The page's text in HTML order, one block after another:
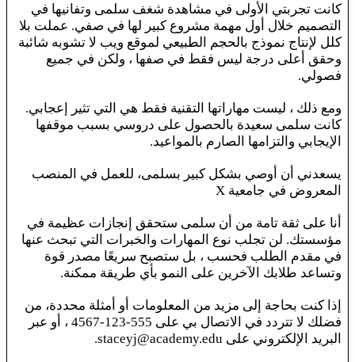
كانت تجربتي الأولى في مشاهدة شغف سلمى وتفانيها في
التصميم خلال أول مهمة مشروع كبير لها في صفي. عملت بلا
كلل لإنتاج نموذج بالحجم الطبيعي لموقع ويب لا تشوبه شائبة
وحقق أعلى درجة ليس فقط في صفها ، ولكن في جميع
فصولي.
ومع ذلك ، ليست مهاراتها التقنية فقط هي التي تثير إعجابي.
كانت سلمى سعيدة بالحصول على دروسي بسبب موقفها
الإيجابي والتزامها الصارم بالمواعيد.
يسعدني أن أوصي بشكل كبير بسلمى، للعمل في المنصب
المعروض في جامعية X
أنا على ثقة تامة من أن سلمى ستحقق إنجازات عظيمة في
مؤسستك. لن تجلب نوع المهارات والخبرات التي تبحث عنها
في مقدم الطلب فحسب ، بل ستصبح سريعًا مصدر قوة
وتساعد طلابك الآخرين على النمو بأي طريقة ممكنة.
إذا كنت بحاجة إلى مزيد من المعلومات أو أمثلة محددة، من
فضلك لا تتردد في الاتصال بي على 555-123-4567 ، أو عبر
البريد الإلكتروني على staceyj@academy.edu.